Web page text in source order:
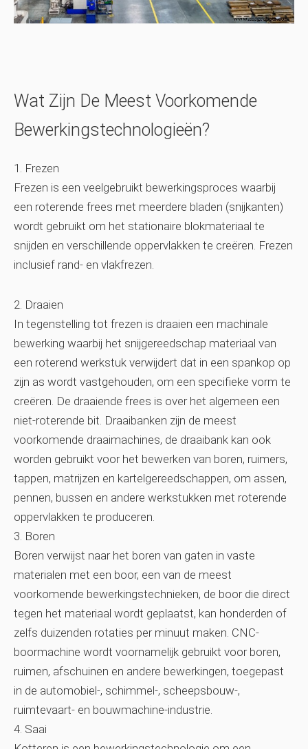
Wat Zijn De Meest Voorkomende
Bewerkingstechnologieën?
1. Frezen
Frezen is een veelgebruikt bewerkingsproces waarbij
een roterende frees met meerdere bladen (snijkanten)
wordt gebruikt om het stationaire blokmateriaal te
snijden en verschillende oppervlakken te creëren. Frezen
inclusief rand- en vlakfrezen.
2. Draaien
In tegenstelling tot frezen is draaien een machinale
bewerking waarbij het snijgereedschap materiaal van
een roterend werkstuk verwijdert dat in een spankop op
zijn as wordt vastgehouden, om een ​​specifieke vorm te
creëren. De draaiende frees is over het algemeen een
niet-roterende bit. Draaibanken zijn de meest
voorkomende draaimachines, de draaibank kan ook
worden gebruikt voor het bewerken van boren, ruimers,
tappen, matrijzen en kartelgereedschappen, om assen,
pennen, bussen en andere werkstukken met roterende
oppervlakken te produceren.
3. Boren
Boren verwijst naar het boren van gaten in vaste
materialen met een boor, een van de meest
voorkomende bewerkingstechnieken, de boor die direct
tegen het materiaal wordt geplaatst, kan honderden of
zelfs duizenden rotaties per minuut maken. CNC-
boormachine wordt voornamelijk gebruikt voor boren,
ruimen, afschuinen en andere bewerkingen, toegepast
in de automobiel-, schimmel-, scheepsbouw-,
ruimtevaart- en bouwmachine-industrie.
4. Saai